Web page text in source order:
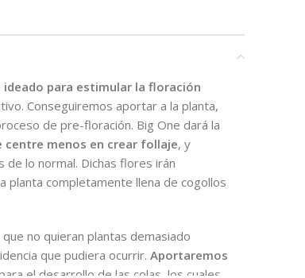
ideado para estimular la floración
Conseguiremos aportar a la planta,
de pre-floración. Big One dará la
centre menos en crear follaje, y
lo normal. Dichas flores irán
planta completamente llena de cogollos
no quieran plantas demasiado
que pudiera ocurrir. Aportaremos
el desarrollo de las colas, los cuales